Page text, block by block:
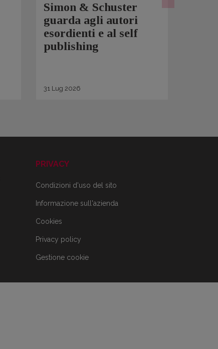
Simon & Schuster
guarda agli autori
esordienti e al self
publishing
31 Lug 2026
PRIVACY
Condizioni d'uso del sito
Informazione sull'azienda
Cookies
Privacy policy
Gestione cookie